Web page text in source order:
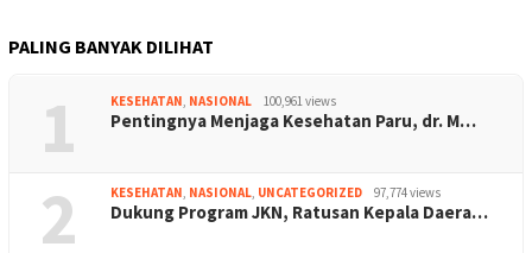
PALING BANYAK DILIHAT
1 KESEHATAN, NASIONAL 100,961 views
Pentingnya Menjaga Kesehatan Paru, dr. M…
2 KESEHATAN, NASIONAL, UNCATEGORIZED 97,774 views
Dukung Program JKN, Ratusan Kepala Daera…